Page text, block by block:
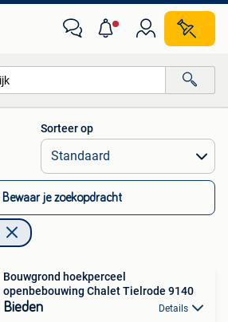
Alle afstanden…
Sorteer op
Bewaar je zoekopdracht
Bouwgrond hoekperceel
openbebouwing Chalet Tielrode 9140
Bieden Details